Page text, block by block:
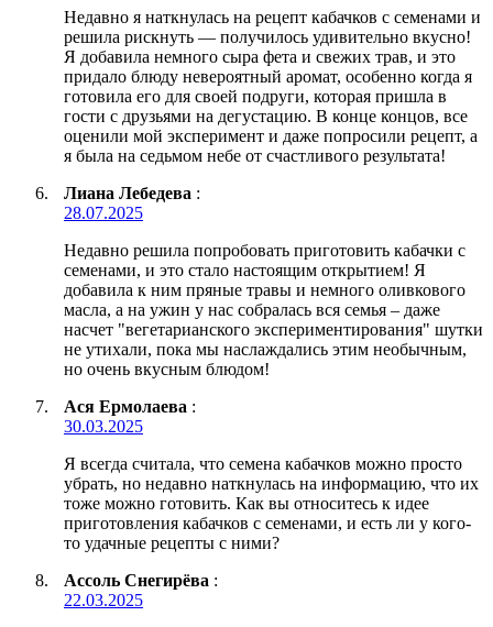
Недавно я наткнулась на рецепт кабачков с семенами и
решила рискнуть — получилось удивительно вкусно!
Я добавила немного сыра фета и свежих трав, и это
придало блюду невероятный аромат, особенно когда я
готовила его для своей подруги, которая пришла в
гости с друзьями на дегустацию. В конце концов, все
оценили мой эксперимент и даже попросили рецепт, а
я была на седьмом небе от счастливого результата!
Лиана Лебедева :
28.07.2025
Недавно решила попробовать приготовить кабачки с
семенами, и это стало настоящим открытием! Я
добавила к ним пряные травы и немного оливкового
масла, а на ужин у нас собралась вся семья – даже
насчет "вегетарианского экспериментирования" шутки
не утихали, пока мы наслаждались этим необычным,
но очень вкусным блюдом!
Ася Ермолаева :
30.03.2025
Я всегда считала, что семена кабачков можно просто
убрать, но недавно наткнулась на информацию, что их
тоже можно готовить. Как вы относитесь к идее
приготовления кабачков с семенами, и есть ли у кого-
то удачные рецепты с ними?
Ассоль Снегирёва :
22.03.2025